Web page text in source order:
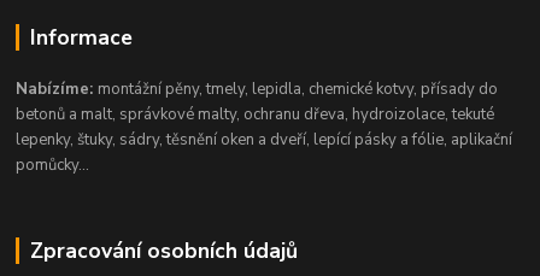
Informace
Nabízíme: montážní pěny, tmely, lepidla, chemické kotvy, přísady do
betonů a malt, správkové malty, ochranu dřeva, hydroizolace, tekuté
lepenky, štuky, sádry, těsnění oken a dveří, lepící pásky a fólie, aplikační
pomůcky...
Zpracování osobních údajů